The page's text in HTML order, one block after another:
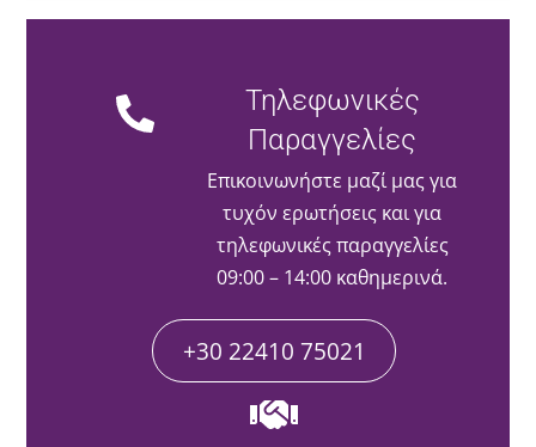
Τηλεφωνικές
Παραγγελίες
Επικοινωνήστε μαζί μας για
τυχόν ερωτήσεις και για
τηλεφωνικές παραγγελίες
09:00 – 14:00 καθημερινά.
+30 22410 75021